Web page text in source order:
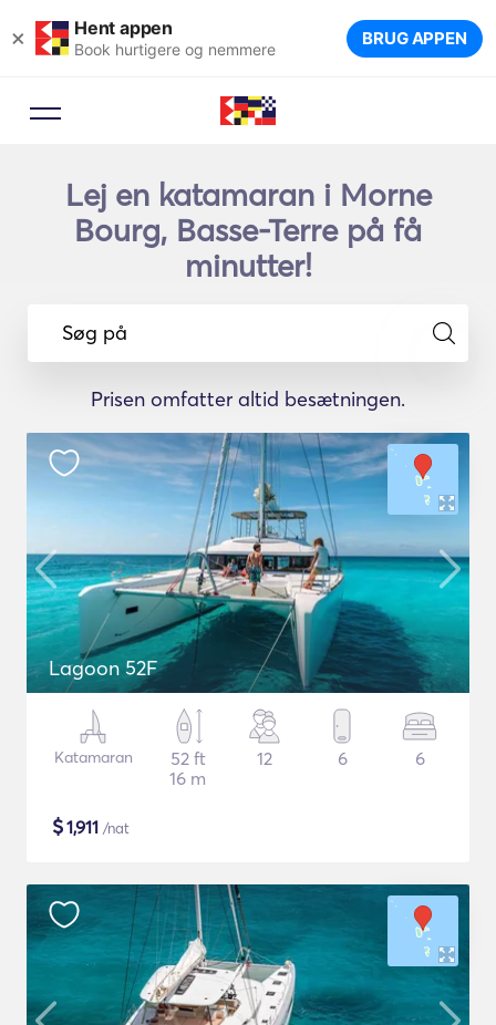
× Hent appen
Book hurtigere og nemmere BRUG APPEN
Lej en katamaran i Morne
Bourg, Basse-Terre på få
minutter!
Søg på
Prisen omfatter altid besætningen.
Lagoon 52F
Katamaran
52 ft
16 m
12 6 6
$1,911 /nat